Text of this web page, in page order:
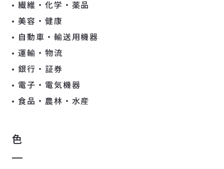
繊維・化学・薬品
美容・健康
自動車・輸送用機器
運輸・物流
銀行・証券
電子・電気機器
食品・農林・水産
色